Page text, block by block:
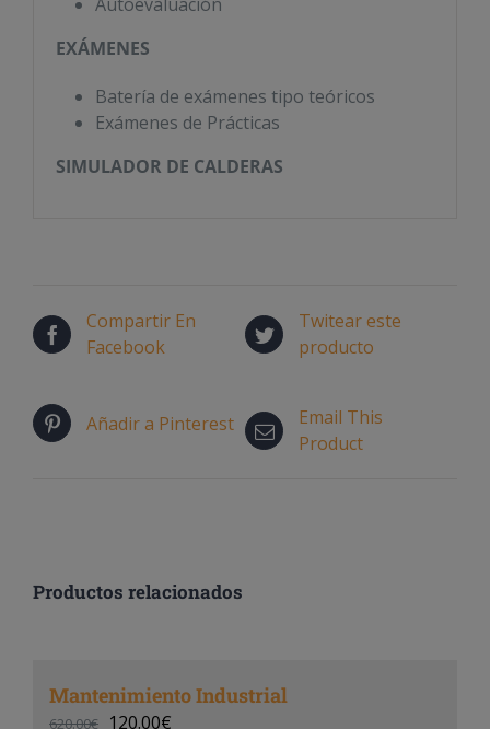
EXÁMENES
Batería de exámenes tipo teóricos
Exámenes de Prácticas
SIMULADOR DE CALDERAS
Compartir En
Facebook
Twitear este
producto
Añadir a Pinterest
Email This
Product
Productos relacionados
Mantenimiento Industrial
620.00€ 120.00€